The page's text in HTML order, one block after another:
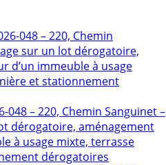
048 – 220, Chemin Sanguinet –
dérogatoire, aménagement
à usage mixte, terrasse
dérogatoires